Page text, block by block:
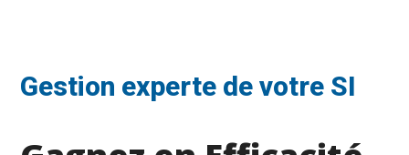
Gestion experte de votre SI